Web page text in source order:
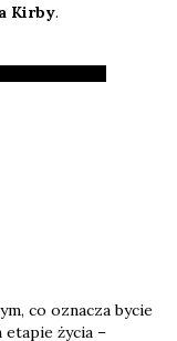
Kirby.
co oznacza bycie
etapie życia –